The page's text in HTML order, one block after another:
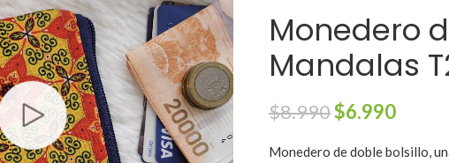
Monedero
Mandalas
$8.990$6.990
Monedero de doble bolsillo,